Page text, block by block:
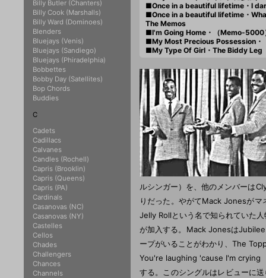
■Once in a beautiful lifetime・I
■Once in a beautiful lifetime・
The Memos
■I'm Going Home・（Memo-
■My Most Precious Possession
■My Type Of Girl・The Biddy
ルシンガー）を、他のメンバーは
りだった。やがてMack Jonesがマ
Jelly Rollという名で知られていた
が加入する。Mack Jonesは
ープがいることがわかり、The
You're laughing 'cause I'm crying
する。このシングルはレビューに
Billy Butler (Chanters)
Billy Cook (Marshalls)
Billy Ward (Dominoes)
Blenders
Bluejays (Venis)
Bluejays (Sandiego)
Bluejays (Phiradelphia)
Bobbettes
Bobby Day (Satellites)
Bop Chords
Buddies
C
Cadets
Cadillacs
Calvanes
Candles (Rochell)
Capris (Brooklin)
Capris (Queens)
Capris (PA)
Cardinals
Casanovas (NC)
Casanovas (NY)
Castelles
Cellos
Chades
Challengers
Chances
Channels